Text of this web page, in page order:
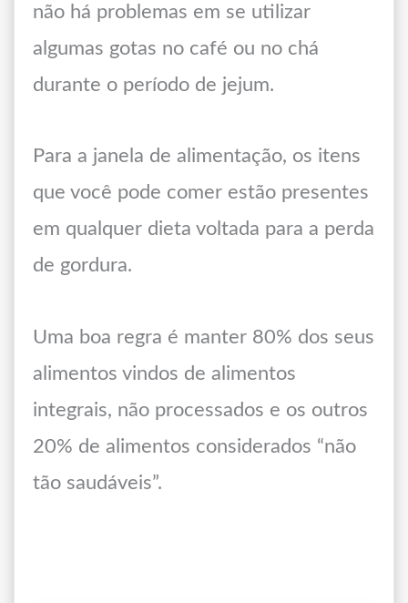
não há problemas em se utilizar
algumas gotas no café ou no chá
durante o período de jejum.
Para a janela de alimentação, os itens
que você pode comer estão presentes
em qualquer dieta voltada para a perda
de gordura.
Uma boa regra é manter 80% dos seus
alimentos vindos de alimentos
integrais, não processados e os outros
20% de alimentos considerados “não
tão saudáveis”.